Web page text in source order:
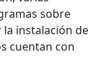
sobre
instalación de
cuentan con